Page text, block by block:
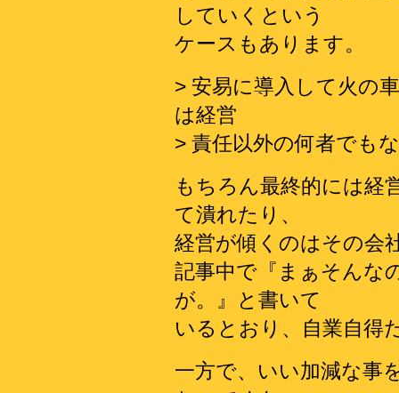
していくという
ケースもあります。
> 安易に導入して火の
は経営
> 責任以外の何者でも
もちろん最終的には経
て潰れたり、
経営が傾くのはその会
記事中で『まぁそんな
が。』と書いて
いるとおり、自業自得
一方で、いい加減な事